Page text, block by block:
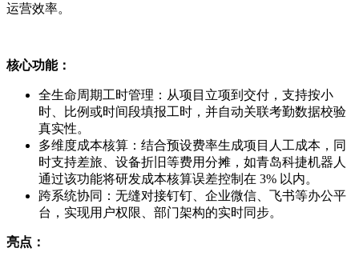
运营效率。
核心功能：
全生命周期工时管理：从项目立项到交付，支持按小
时、比例或时间段填报工时，并自动关联考勤数据校验
真实性。
多维度成本核算：结合预设费率生成项目人工成本，同
时支持差旅、设备折旧等费用分摊，如青岛科捷机器人
通过该功能将研发成本核算误差控制在 3% 以内。
跨系统协同：无缝对接钉钉、企业微信、飞书等办公平
台，实现用户权限、部门架构的实时同步。
亮点：